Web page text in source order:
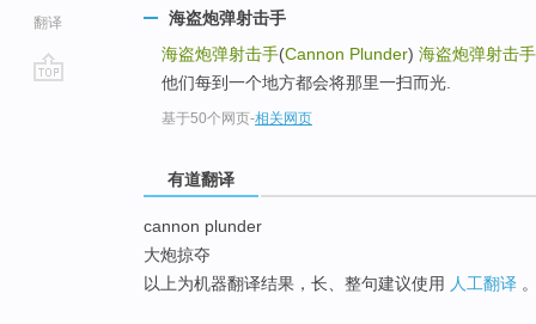
翻译
海盗炮弹射击手
海盗炮弹射击手(Cannon Plunder) 海盗炮弹射击手
他们每到一个地方都会将那里一扫而光.
基于50个网页-相关网页
有道翻译
cannon plunder
大炮掠夺
以上为机器翻译结果，长、整句建议使用 人工翻译